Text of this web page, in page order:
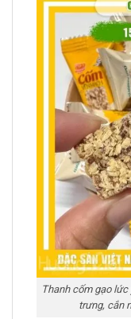
Thanh cốm gạo
trưng, cắn